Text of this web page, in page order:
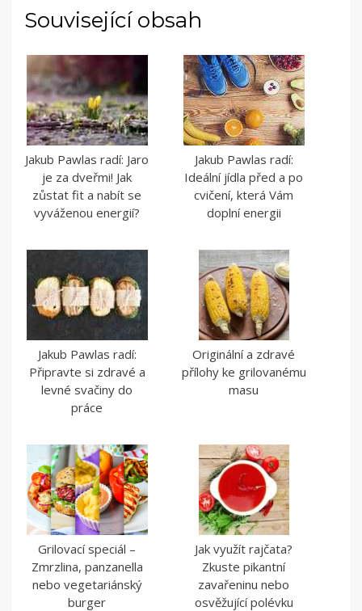
Související obsah
Jakub Pawlas radí: Jaro
je za dveřmi! Jak
zůstat fit a nabít se
vyváženou energií?
Jakub Pawlas radí:
Ideální jídla před a po
cvičení, která Vám
doplní energii
Jakub Pawlas radí:
Připravte si zdravé a
levné svačiny do
práce
Originální a zdravé
přílohy ke grilovanému
masu
Grilovací speciál –
Zmrzlina, panzanella
nebo vegetariánský
burger
Jak využít rajčata?
Zkuste pikantní
zavařeninu nebo
osvěžující polévku